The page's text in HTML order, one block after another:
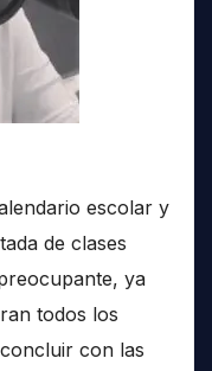
escolar y
de clases
ya
todos los
con las